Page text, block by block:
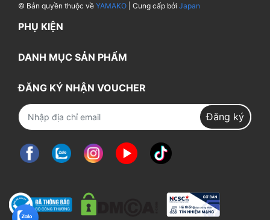
© Bản quyền thuộc về YAMAKO | Cung cấp bởi Japan
PHỤ KIỆN
DANH MỤC SẢN PHẨM
ĐĂNG KÝ NHẬN VOUCHER
Đăng ký